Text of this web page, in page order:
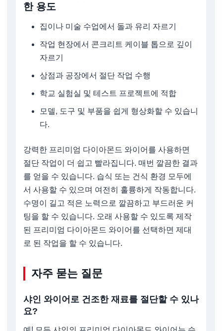
한 용도
집이나 미술 수업에서 돌과 유리 자르기
작업 현장에서 콘크리트 케이블 톱으로 깊이
자르기
상점과 공장에서 절단 작업 수행
학교 실험실 및 테스트 프로젝트에 적합
모델, 도구 및 부품을 쉽게 형상화할 수 있습니
다.
강력한 프리미엄 다이아몬드 와이어를 사용하면
절단 작업이 더 쉽고 빨라집니다. 매번 깔끔한 결과
를 얻을 수 있습니다. 습식 또는 건식 환경 모두에
서 사용할 수 있으며 여전히 훌륭하게 작동합니다.
수명이 길고 적은 노력으로 깔끔하고 부드러운 커
팅을 할 수 있습니다. 오래 사용할 수 있도록 제작
된 프리미엄 다이아몬드 와이어를 선택하면 제대
로 된 작업을 할 수 있습니다.
자주 묻는 질문
샤인 와이어로 건조한 재료를 절단할 수 있나
요?